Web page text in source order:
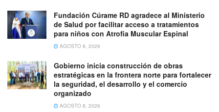
Fundación Cúrame RD agradece al Ministerio
de Salud por facilitar acceso a tratamientos
para niños con Atrofia Muscular Espinal
AGOSTO 8, 2026
Gobierno inicia construcción de obras
estratégicas en la frontera norte para fortalecer
la seguridad, el desarrollo y el comercio
organizado
AGOSTO 8, 2026